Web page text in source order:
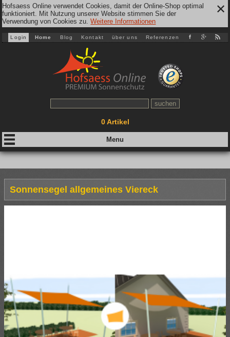
Hofsaess Online verwendet Cookies, damit der Online-Shop optimal
funktioniert. Mit Nutzung unserer Website stimmen Sie der
Verwendung von Cookies zu.Weitere Informationen
✕
Login Home Blog Kontakt über uns Referenzen
0Artikel
Sonnensegel allgemeines Viereck